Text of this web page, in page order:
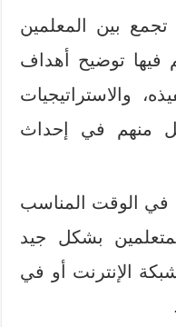
تجمع بين المعلمين
فيها توضيح أهداف
والاستراتيجيات
منهم في إحداث
في الوقت المناسب
بشكل جيد
الإنترنت أو في